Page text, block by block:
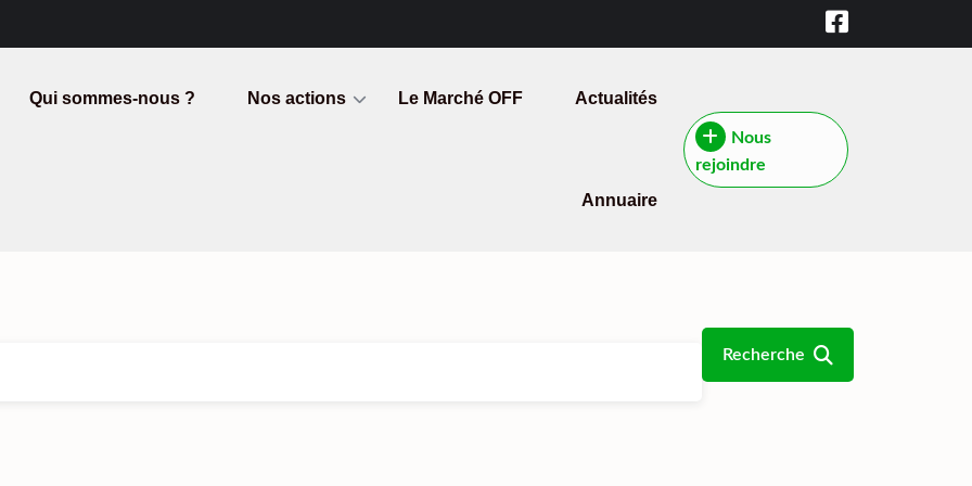
Qui sommes-nous ? Nos actions Le Marché OFF Actualités
Annuaire
Nous
rejoindre
Recherche